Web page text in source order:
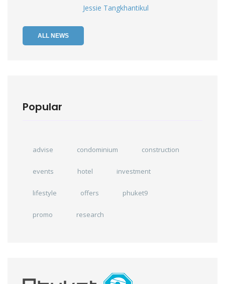
Jessie Tangkhantikul
ALL NEWS
Popular
advise condominium construction
events hotel investment
lifestyle offers phuket9
promo research